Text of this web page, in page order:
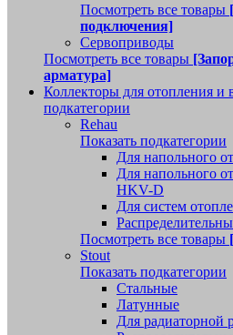
Посмотреть все товары
подключения]
Сервоприводы
Посмотреть все товары
арматура]
Коллекторы для отопления и
подкатегории
Rehau
Показать подкатегории
Для напольного
Для напольного
HKV-D
Для систем
Посмотреть все товары
Stout
Показать подкатегории
Стальные
Латунные
Для радиаторной